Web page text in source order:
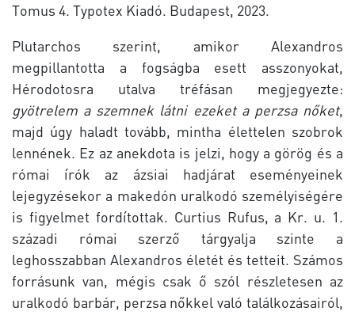
Tomus 4. Typotex Kiadó. Budapest, 2023.
Plutarchos szerint, amikor Alexandros
megpillantotta a fogságba esett asszonyokat,
Hérodotosra utalva tréfásan megjegyezte:
gyötrelem a szemnek látni ezeket a perzsa nőket,
majd úgy haladt tovább, mintha élettelen szobrok
lennének. Ez az anekdota is jelzi, hogy a görög és a
római írók az ázsiai hadjárat eseményeinek
lejegyzésekor a makedón uralkodó személyiségére
is figyelmet fordítottak. Curtius Rufus, a Kr. u. 1.
századi római szerző tárgyalja szinte a
leghosszabban Alexandros életét és tetteit. Számos
forrásunk van, mégis csak ő szól részletesen az
uralkodó barbár, perzsa nőkkel való találkozásairól,